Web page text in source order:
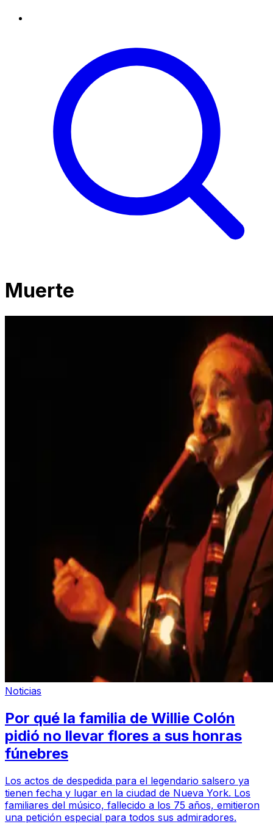
Muerte
Noticias
Por qué la familia de Willie Colón
pidió no llevar flores a sus honras
fúnebres
Los actos de despedida para el legendario salsero ya
tienen fecha y lugar en la ciudad de Nueva York. Los
familiares del músico, fallecido a los 75 años, emitieron
una petición especial para todos sus admiradores.